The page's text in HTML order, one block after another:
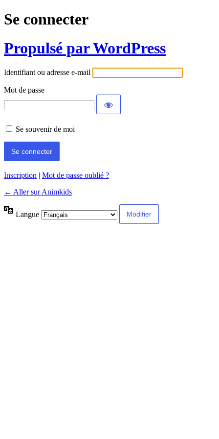
Se connecter
Propulsé par WordPress
Identifiant ou adresse e-mail
Mot de passe
Se souvenir de moi
Inscription | Mot de passe oublié ?
← Aller sur Animkids
Langue